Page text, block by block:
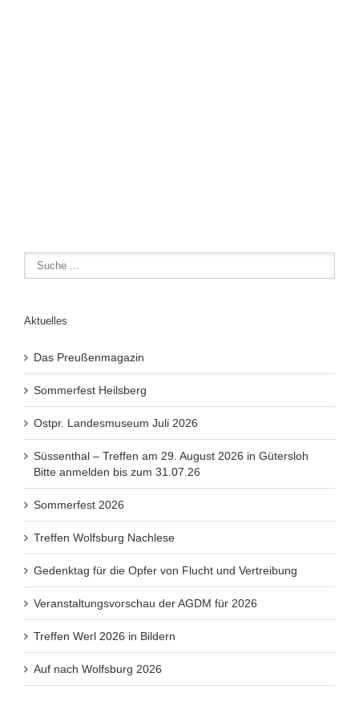
Aktuelles
Das Preußenmagazin
Sommerfest Heilsberg
Ostpr. Landesmuseum Juli 2026
Süssenthal – Treffen am 29. August 2026 in Gütersloh
Bitte anmelden bis zum 31.07.26
Sommerfest 2026
Treffen Wolfsburg Nachlese
Gedenktag für die Opfer von Flucht und Vertreibung
Veranstaltungsvorschau der AGDM für 2026
Treffen Werl 2026 in Bildern
Auf nach Wolfsburg 2026